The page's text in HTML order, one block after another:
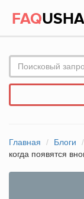
FAQ
Главная Блоги
когда появятся